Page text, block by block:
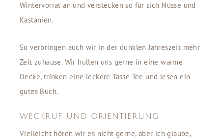
Wintervorrat an und verstecken so für sich Nüsse und
Kastanien.
So verbringen auch wir in der dunklen Jahreszeit mehr
Zeit zuhause. Wir hüllen uns gerne in eine warme
Decke, trinken eine leckere Tasse Tee und lesen ein
gutes Buch.
WECKRUF UND ORIENTIERUNG
Vielleicht hören wir es nicht gerne, aber ich glaube,